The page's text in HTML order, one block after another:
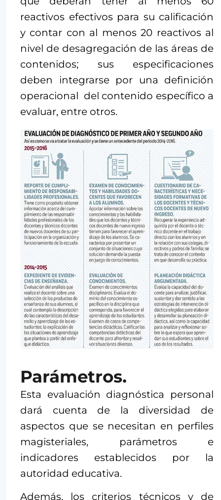
reactivos efectivos para su calificación
y contar con al menos 20 reactivos al
nivel de desagregación de las áreas de
contenidos; sus especificaciones
deben integrarse por una definición
operacional del contenido específico a
evaluar, entre otros.
Parámetros.
Esta evaluación diagnóstica personal
dará cuenta de la diversidad de
aspectos que se necesitan en perfiles
magisteriales, parámetros e
indicadores establecidos por la
autoridad educativa.
Además, los criterios técnicos y de